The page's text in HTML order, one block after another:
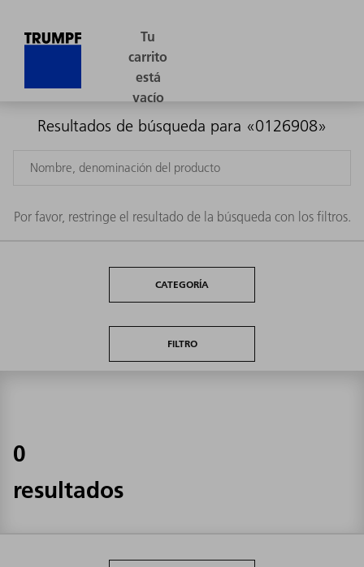
Resultados de búsqueda para «0126908»
Por favor, restringe el resultado de la búsqueda con los filtros.
CATEGORÍA
FILTRO
0
resultados